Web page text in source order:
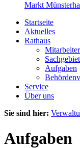
Markt
Startseite
Aktuelles
Rathaus
Mitarbeiter
Aufgaben
Service
Über uns
Sie sind hier:
Aufgaben